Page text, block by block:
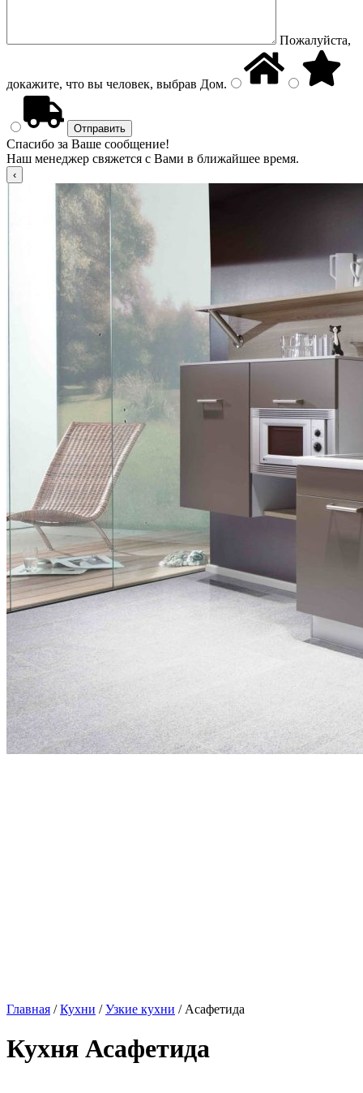
Пожалуйста,
докажите, что вы человек, выбрав Дом.
Спасибо за Ваше сообщение!
Наш менеджер свяжется с Вами в ближайшее время.
Главная /Кухни /Узкие кухни / Асафетида
Кухня Асафетида